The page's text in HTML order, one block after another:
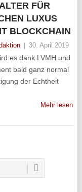
FÜR
LUXUS
BLOCKCHAIN
30. April 2019
es dank LVMH und
bald ganz normal
der Echtheit
Mehr lesen